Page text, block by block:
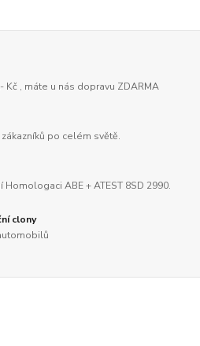
Kč , máte u nás dopravu ZDARMA
po celém světě.
Homologaci ABE + ATEST 8SD 2990.
clony